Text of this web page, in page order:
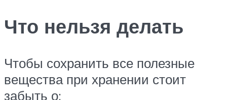
Что нельзя делать
Чтобы сохранить все полезные
вещества при хранении стоит
забыть о: